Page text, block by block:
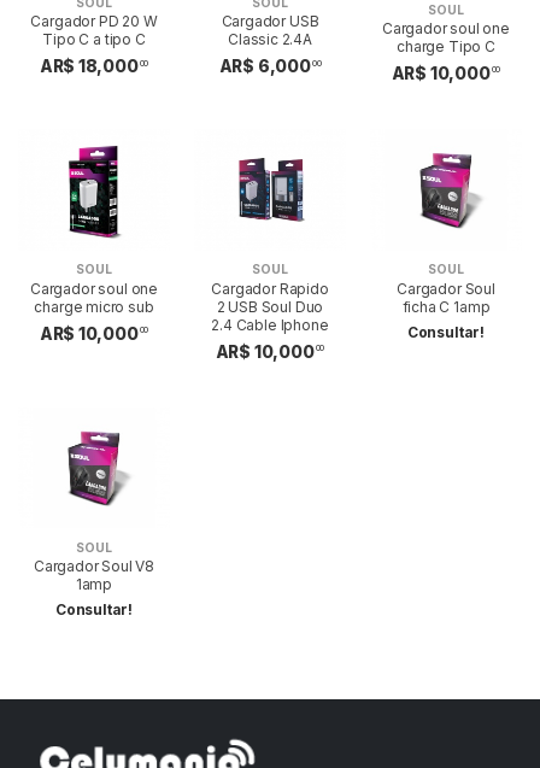
Cargador PD 20 W
Tipo C a tipo C
AR$ 18,00000
Cargador USB
Classic 2.4A
AR$ 6,00000
SOUL
Cargador soul one
charge Tipo C
AR$ 10,00000
SOUL
Cargador soul one
charge micro sub
AR$ 10,00000
SOUL
Cargador Rapido
2 USB Soul Duo
2.4 Cable Iphone
AR$ 10,00000
SOUL
Cargador Soul
ficha C 1amp
Consultar!
SOUL
Cargador Soul V8
1amp
Consultar!